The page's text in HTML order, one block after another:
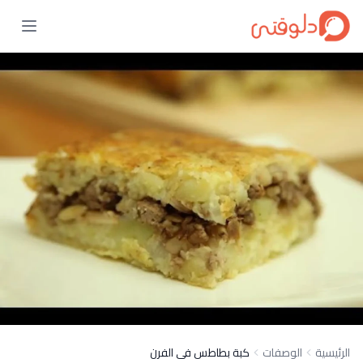
الرئيسية الوصفات كبة بطاطس في الفرن